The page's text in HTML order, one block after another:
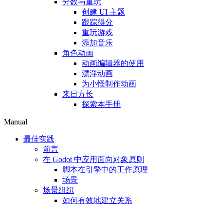
分数与重玩
创建 UI 主题
跟踪得分
重玩游戏
添加音乐
角色动画
动画编辑器的使用
漂浮动画
为小怪制作动画
来日方长
探索本手册
Manual
最佳实践
前言
在 Godot 中应用面向对象原则
脚本在引擎中的工作原理
场景
场景组织
如何有效地建立关系